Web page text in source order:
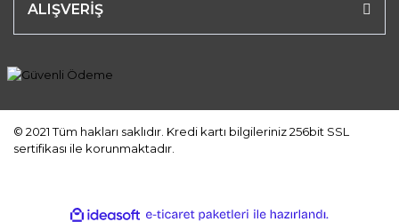
ALIŞVERİŞ
© 2021 Tüm hakları saklıdır. Kredi kartı bilgileriniz 256bit SSL
sertifikası ile korunmaktadır.
ideasoft e-